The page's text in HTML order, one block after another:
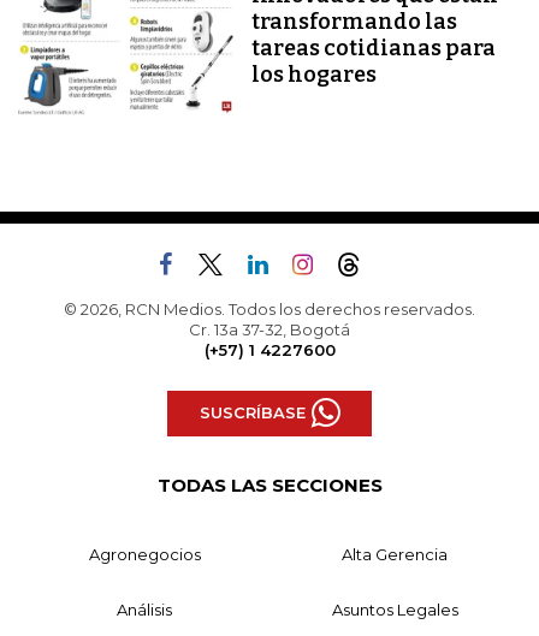
transformando las
tareas cotidianas para
los hogares
© 2026, RCN Medios. Todos los derechos reservados.
Cr. 13a 37-32, Bogotá
(+57) 1 4227600
SUSCRÍBASE
TODAS LAS SECCIONES
Agronegocios Alta Gerencia
Análisis Asuntos Legales